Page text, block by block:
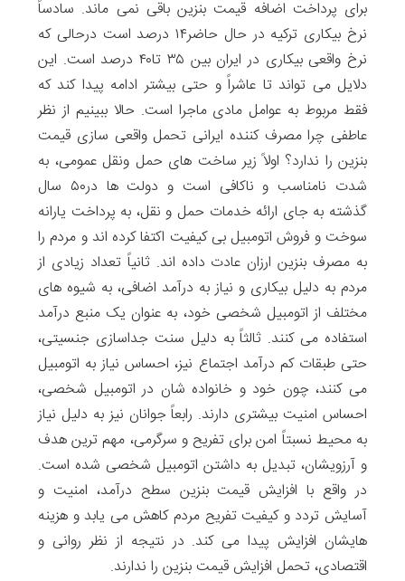
برای پرداخت اضافه قیمت بنزین باقی نمی ماند. سادساً
نرخ بیکاری ترکیه در حال حاضر۱۴ درصد است درحالی که
نرخ واقعی بیکاری در ایران بین ۳۵ تا۴۰ درصد است. این
دلایل می تواند تا عاشراً و حتی بیشتر ادامه پیدا کند که
فقط مربوط به عوامل مادی ماجرا است. حالا ببینیم از نظر
عاطفی چرا مصرف کننده ایرانی تحمل واقعی سازی قیمت
بنزین را ندارد؟ اولاً زیر ساخت های حمل ونقل عمومی، به
شدت نامناسب و ناکافی است و دولت ها در۵۰ سال
گذشته به جای ارائه خدمات حمل و نقل، به پرداخت یارانه
سوخت و فروش اتومبیل بی کیفیت اکتفا کرده اند و مردم را
به مصرف بنزین ارزان عادت داده اند. ثانیاً تعداد زیادی از
مردم به دلیل بیکاری و نیاز به درآمد اضافی، به شیوه های
مختلف از اتومبیل شخصی خود، به عنوان یک منبع درآمد
استفاده می کنند. ثالثاً به دلیل سنت جداسازی جنسیتی،
حتی طبقات کم درآمد اجتماع نیز، احساس نیاز به اتومبیل
می کنند، چون خود و خانواده شان در اتومبیل شخصی،
احساس امنیت بیشتری دارند. رابعاً جوانان نیز به دلیل نیاز
به محیط نسبتاً امن برای تفریح و سرگرمی، مهم ترین هدف
و آرزویشان، تبدیل به داشتن اتومبیل شخصی شده است.
در واقع با افزایش قیمت بنزین سطح درآمد، امنیت و
آسایش تردد و کیفیت تفریح مردم کاهش می یابد و هزینه
هایشان افزایش پیدا می کند. در نتیجه از نظر روانی و
اقتصادی، تحمل افزایش قیمت بنزین را ندارند.